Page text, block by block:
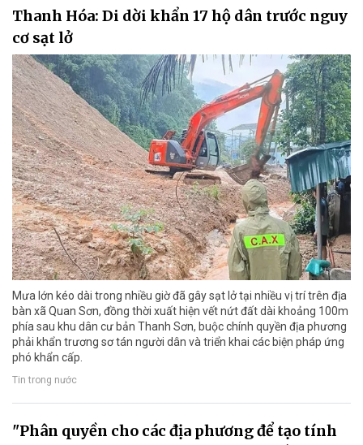
Thanh Hóa: Di dời khẩn 17 hộ dân trước nguy
cơ sạt lở
Mưa lớn kéo dài trong nhiều giờ đã gây sạt lở tại nhiều vị trí trên địa
bàn xã Quan Sơn, đồng thời xuất hiện vết nứt đất dài khoảng 100m
phía sau khu dân cư bản Thanh Sơn, buộc chính quyền địa phương
phải khẩn trương sơ tán người dân và triển khai các biện pháp ứng
phó khẩn cấp.
Tin trong nước
"Phân quyền cho các địa phương để tạo tính